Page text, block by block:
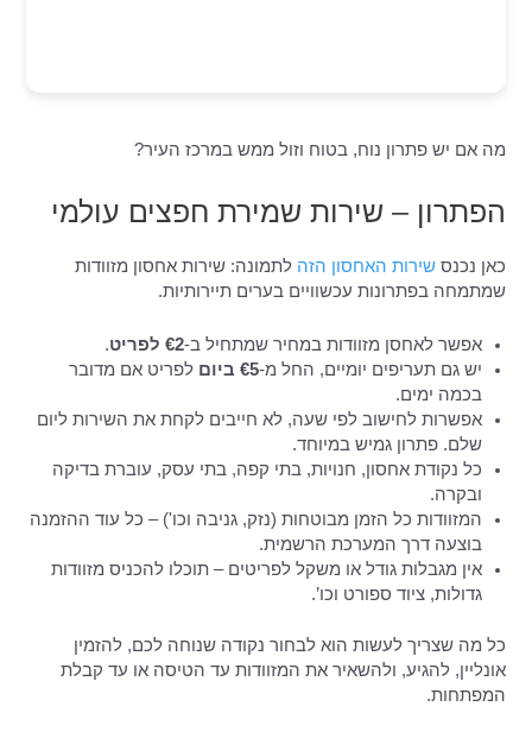
מה אם יש פתרון נוח, בטוח וזול ממש במרכז העיר?
הפתרון – שירות שמירת חפצים עולמי
כאן נכנסשירות האחסון הזה לתמונה: שירות אחסון מזוודות
שמתמחה בפתרונות עכשוויים בערים תיירותיות.
אפשר לאחסן מזוודות במחיר שמתחיל ב-€2 לפריט
.
יש גם תעריפים יומיים, החל מ-€5 ביום
לפריט אם מדובר
בכמה ימים.
אפשרות לחישוב לפי שעה, לא חייבים לקחת את השירות ליום
שלם. פתרון גמיש במיוחד.
כל נקודת אחסון, חנויות, בתי קפה, בתי עסק, עוברת בדיקה
ובקרה.
המזוודות כל הזמן מבוטחות (נזק, גניבה וכו') – כל עוד ההזמנה
בוצעה דרך המערכת הרשמית.
אין מגבלות גודל או משקל לפריטים – תוכלו להכניס מזוודות
גדולות, ציוד ספורט וכו’.
כל מה שצריך לעשות הוא לבחור נקודה שנוחה לכם, להזמין
אונליין, להגיע, ולהשאיר את המזוודות עד הטיסה או עד קבלת
המפתחות.